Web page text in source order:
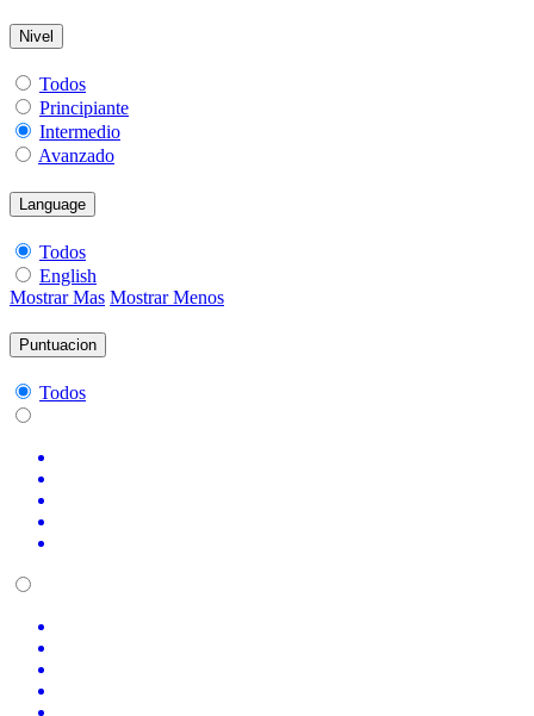
Nivel
Todos
Principiante
Intermedio
Avanzado
Language
Todos
English
Mostrar Mas Mostrar Menos
Puntuacion
Todos